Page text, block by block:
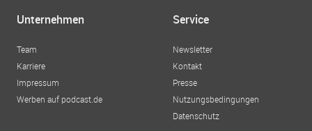
Unternehmen
Team
Karriere
Impressum
Werben auf podcast.de
Service
Newsletter
Kontakt
Presse
Nutzungsbedingungen
Datenschutz